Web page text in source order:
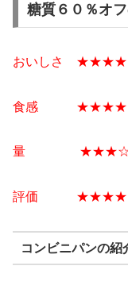
糖質６０％オ
おいしさ
食感
量
評価
コンビニパンの紹